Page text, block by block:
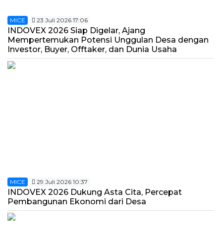
MICE 23 Juli 2026 17:06
INDOVEX 2026 Siap Digelar, Ajang
Mempertemukan Potensi Unggulan Desa dengan
Investor, Buyer, Offtaker, dan Dunia Usaha
MICE 29 Juli 2026 10:37
INDOVEX 2026 Dukung Asta Cita, Percepat
Pembangunan Ekonomi dari Desa